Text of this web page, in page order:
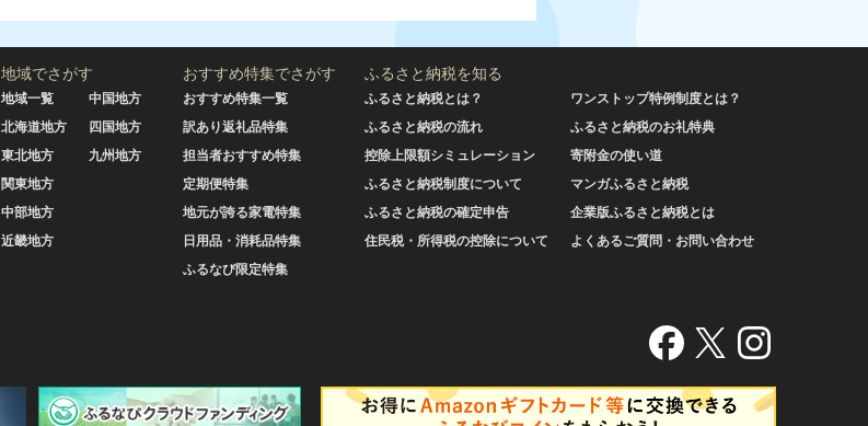
地域でさがす
地域一覧
北海道地方
東北地方
関東地方
中部地方
近畿地方
中国地方
四国地方
九州地方
おすすめ特集でさがす
おすすめ特集一覧
訳あり返礼品特集
担当者おすすめ特集
定期便特集
地元が誇る家電特集
日用品・消耗品特集
ふるなび限定特集
ふるさと納税を知る
ふるさと納税とは？
ふるさと納税の流れ
控除上限額シミュレーション
ふるさと納税制度について
ふるさと納税の確定申告
住民税・所得税の控除について
ワンストップ特例制度とは？
ふるさと納税のお礼特典
寄附金の使い道
マンガふるさと納税
企業版ふるさと納税とは
よくあるご質問・お問い合わせ